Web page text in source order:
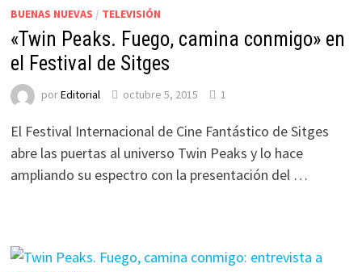
BUENAS NUEVAS / TELEVISIÓN
«Twin Peaks. Fuego, camina conmigo» en
el Festival de Sitges
porEditorial octubre 5, 2015 1
El Festival Internacional de Cine Fantástico de Sitges
abre las puertas al universo Twin Peaks y lo hace
ampliando su espectro con la presentación del …